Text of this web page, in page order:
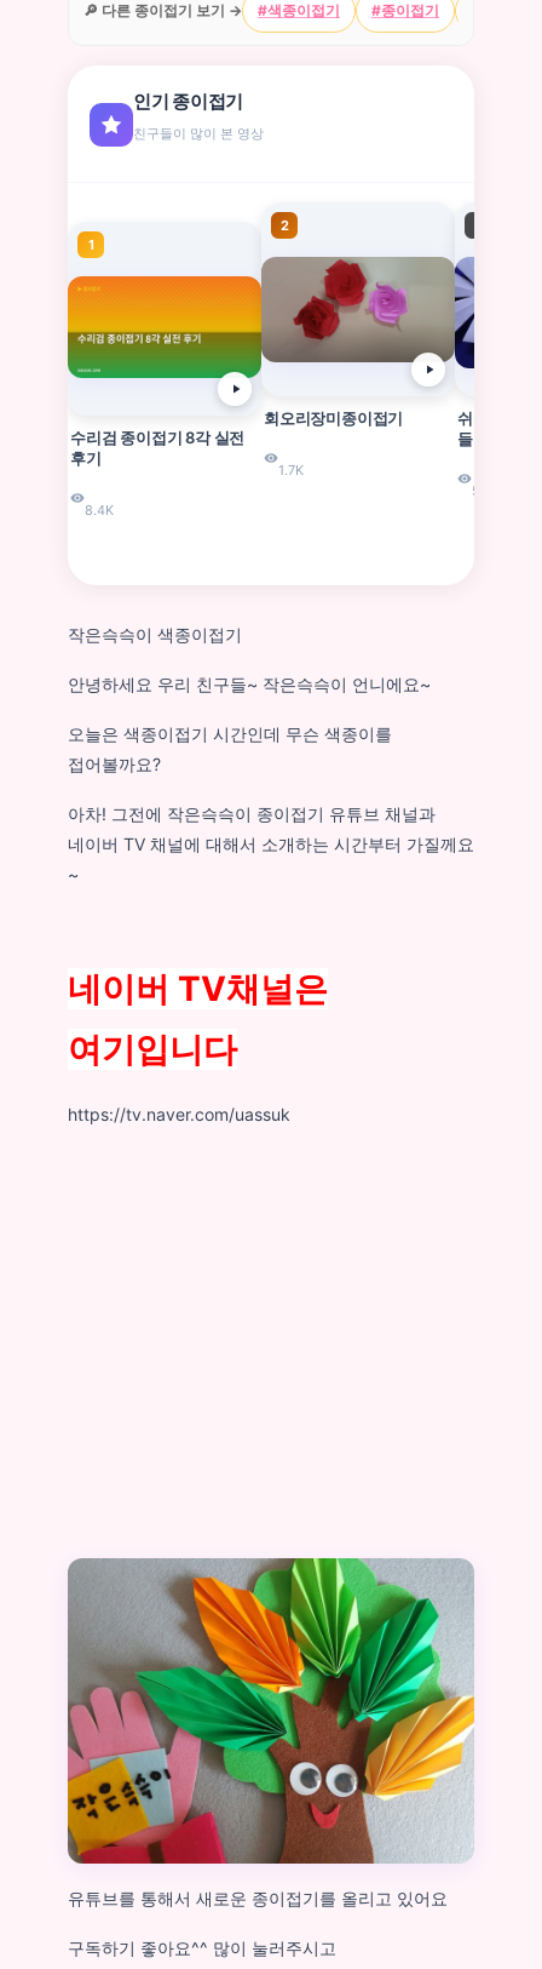
🔎 다른 종이접기 보기 → #색종이접기 #종이접기
인기 종이접기
친구들이 많이 본 영상
1
수리검 종이접기 8각 실전
후기
8.4K
2
회오리장미종이접기
1.7K
쉬운종이접
들기
5.1K
작은슥슥이 색종이접기
안녕하세요 우리 친구들~ 작은슥슥이 언니에요~
오늘은 색종이접기 시간인데 무슨 색종이를
접어볼까요?
아차! 그전에 작은슥슥이 종이접기 유튜브 채널과
네이버 TV 채널에 대해서 소개하는 시간부터 가질께요
~
네이버 TV채널은
여기입니다
https://tv.naver.com/uassuk
유튜브를 통해서 새로운 종이접기를 올리고 있어요
구독하기 좋아요^^ 많이 눌러주시고